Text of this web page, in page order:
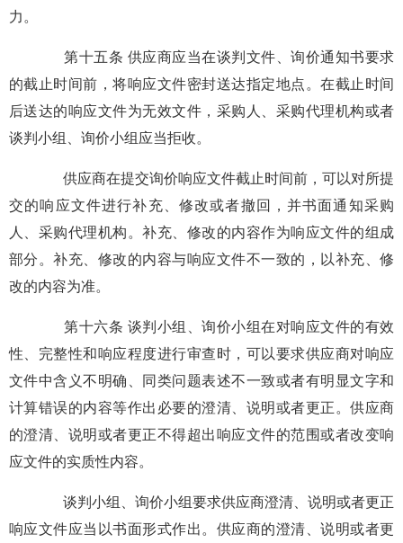
力。
第十五条 供应商应当在谈判文件、询价通知书要求
的截止时间前，将响应文件密封送达指定地点。在截止时间
后送达的响应文件为无效文件，采购人、采购代理机构或者
谈判小组、询价小组应当拒收。
供应商在提交询价响应文件截止时间前，可以对所提
交的响应文件进行补充、修改或者撤回，并书面通知采购
人、采购代理机构。补充、修改的内容作为响应文件的组成
部分。补充、修改的内容与响应文件不一致的，以补充、修
改的内容为准。
第十六条 谈判小组、询价小组在对响应文件的有效
性、完整性和响应程度进行审查时，可以要求供应商对响应
文件中含义不明确、同类问题表述不一致或者有明显文字和
计算错误的内容等作出必要的澄清、说明或者更正。供应商
的澄清、说明或者更正不得超出响应文件的范围或者改变响
应文件的实质性内容。
谈判小组、询价小组要求供应商澄清、说明或者更正
响应文件应当以书面形式作出。供应商的澄清、说明或者更